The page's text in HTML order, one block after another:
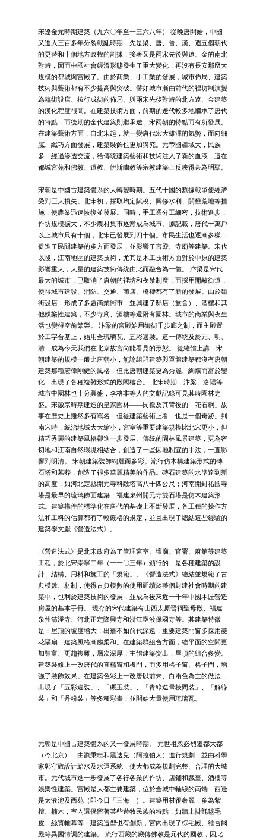
宋遼金元時期建築（九六〇年至一三六八年） 從晚唐開始，中國
又進入三百多年分裂戰亂時期，先是梁、唐、晉、漢、週五個朝代
的更替和十個地方政權的割據，接著又是兩宋先後與遼、金的南北
對峙，因而中國社會經濟形態發生了重大變化，再沒有長安那麼大
規模的都城與宮殿了。由於商業、手工業的發展，城市佈局、建築
技術與藝術都有不少提高與突破。譬如城市漸由前代的裡坊制演變
為臨街設店、按行成街的佈局。與兩宋先後對峙的北方遼、金建築
的漢化程度很高。在建築技術方面，前期的遼代較多地繼承了唐代
的特點，而後期的金代建築則繼承遼、宋兩朝的特點而有所發展。
在建築藝術方面，自北宋起，就一變唐代宏大雄渾的氣勢，而向細
膩、纖巧方面發展，建築裝飾也更加講究。元帝國疆域大，民族
多，經過滲透交流，給傳統建築藝術和技術注入了新的血液，這在
都城宮苑和佛教、道教、伊斯蘭教等宗教建築上反映得甚為明顯。
宋朝是中國古建築體系的大轉變時期。五代十國的割據戰爭使經濟
受到巨大損失。北宋初，採取均定賦稅、興修水利、開墾荒地等措
施，使農業迅速恢復並發展。同時，手工業分工細密，技術進步，
作坊規模擴大，不少農村集市逐漸成為城市。據記載，唐代十萬戶
以上城市只有十個，北宋已發展到四十個。市民生活也逐漸多樣，
促進了民間建築的多方面發展，並影響了宮殿、寺廟等建築。宋代
以後，江南地區的建築技術，尤其是木工技術方面對於中原的建築
影響重大，大量的建築技術傳統由此而融合為一體。 汴梁是宋代
最大的城市，已取消了唐朝的裡坊和夜禁制度，而採用開敞街道，
使得城市建設、消防、交通、商店、橋樑都有了新的發展。由於臨
街設店，形成了多處商業街市，並興建了邸店（旅舍）、酒樓和其
他娛樂性建築，不少寺廟、酒樓等還附有園林。城市的商業與夜生
活也變得空前繁榮。 汴梁的宮殿始用御街千步廊之制，而主殿置
於工字台基上，始用全琉璃瓦、五彩遍裝。這一傳統及於元、明、
清，成為今天我們在北京故宮尚能看見的形態。 從總體上講，宋
朝建築的規模一般比唐朝小，無論組群建築與單體建築都沒有唐朝
建築那種宏偉剛健的風格，但比唐朝建築更為秀麗、絢爛而富於變
化，出現了各種複雜形式的殿閣樓台。 北宋時期，汴梁、洛陽等
城市中園林也十分興盛，李格非等人的文獻記錄可見其時園林之
盛。宋徽宗時期建造的皇家園林——艮嶽及其背後的「花石綱」故
事在歷史上雖然多有駡名，但從建築藝術上看，也是一個奇跡。到
南宋時，統治地域大大縮小，宮室等重要建築規模比北宋更小，但
精巧秀麗的建築風格卻進一步發展。傳統的園林風景建築，更為密
切地和江南自然環境相結合，創造了一些因地制宜的手法，一直影
響到明清。 宋朝建築裝飾絢麗而多彩。流行仿木構建築形式的磚
石塔和墓葬，創造了很多華麗精美的作品。磚石建築的水準達到新
的高度，如河北定縣開元寺料敵塔高八十四公尺；河南開封祐國寺
塔是最早的琉璃飾面建築；福建泉州開元寺雙石塔是仿木建築形
式。建築構件的標準化在唐代的基礎上不斷發展，各工種的操作方
法和工料的估算都有了較嚴格的規定，並且出現了總結這些經驗的
建築學文獻《營造法式》。
《營造法式》是北宋政府為了管理宮室、壇廟、官署、府第等建築
工程，於北宋崇寧二年（一一〇三年）頒行的，是各種建築的設
計、結構、用料和施工的「規範」。《營造法式》總結並規範了古
典模數、材制，使得古典模數的使用延續於整個封建社會時期的建
築中，也利於建築技術的發展，並成為後來近一千年中國木匠營造
房屋的基本手冊。 現存的宋代建築有山西太原晉祠聖母殿、福建
泉州清淨寺、河北正定隆興寺和浙江寧波保國寺等。其建築特徵
是：屋頂的坡度增大，出簷不如前代深遠，重要建築門窗多採用菱
花隔扇，建築風格漸趨柔和。在建築群組合方面，總平面的空間更
加豐富、更趨複雜，層次深厚，主體建築突出，屋頂的組合多變。
建築裝修上一改唐代的直欞窗和板門，而多用格子窗、格子門，增
強了裝飾效果。在建築色彩上一改唐以前朱、白兩色為主的做法，
出現了「五彩遍裝」、「碾玉裝」、「青綠迭暈棱間裝」、「解綠
裝」和「丹粉裝」等多種彩畫；並開始大量使用琉璃瓦。
元朝是中國古建築體系的又一發展時期。 元世祖忽必烈遷都大都
（今北京），由劉秉忠和黑迭兒（阿拉伯人）進行規劃，並由科學
家郭守敬設計給水及水運系統，使大都成為規劃完整、合理的大城
市。元代城市進一步發展了各行各業的作坊、店鋪和戲臺、酒樓等
娛樂性建築。宮殿是大都主要建築，位於全城中軸線的南端，西邊
是太液池及西苑（即今日「三海」）。建築用材很奢麗，多為紫
檀、楠木，室內還保留著某些遊牧民族的特點，如牆上掛氈毯毛
皮、絲質帷幕等；建築造型也有創新，宮內出現了棕毛殿、維吾爾
殿等異國情調的建築。 流行西藏的藏傳佛教是元代的國教，因此